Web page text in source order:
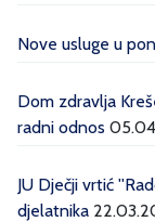
Nove usluge u
Dom zdravlja
radni odnos
JU Dječji vrtić
djelatnika